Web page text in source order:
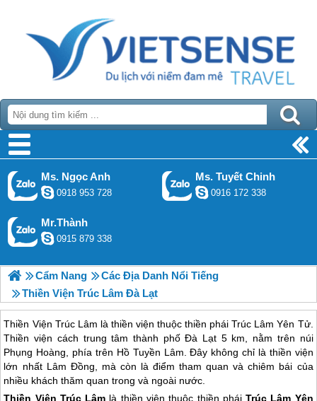
Ms. Ngọc Anh
0918 953 728
Ms. Tuyết Chinh
0916 172 338
Mr.Thành
0915 879 338
Cẩm Nang
Các Địa Danh Nổi Tiếng
Thiền Viện Trúc Lâm Đà Lạt
Thiền Viện Trúc Lâm là thiền viện thuộc thiền phái Trúc Lâm Yên Tử.
Thiền viện cách trung tâm thành phố Đà Lạt 5 km, nằm trên núi
Phụng Hoàng, phía trên Hồ Tuyền Lâm. Đây không chỉ là thiền viện
lớn nhất Lâm Đồng, mà còn là điểm tham quan và chiêm bái của
nhiều khách thăm quan trong và ngoài nước.
Thiền Viện Trúc Lâm là thiền viện thuộc thiền pháiTrúc Lâm Yên